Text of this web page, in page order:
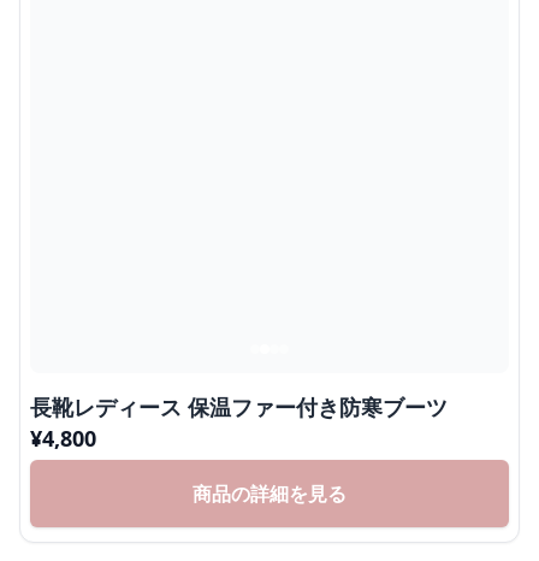
長靴レディース 保温ファー付き防寒ブーツ
¥4,800
商品の詳細を見る